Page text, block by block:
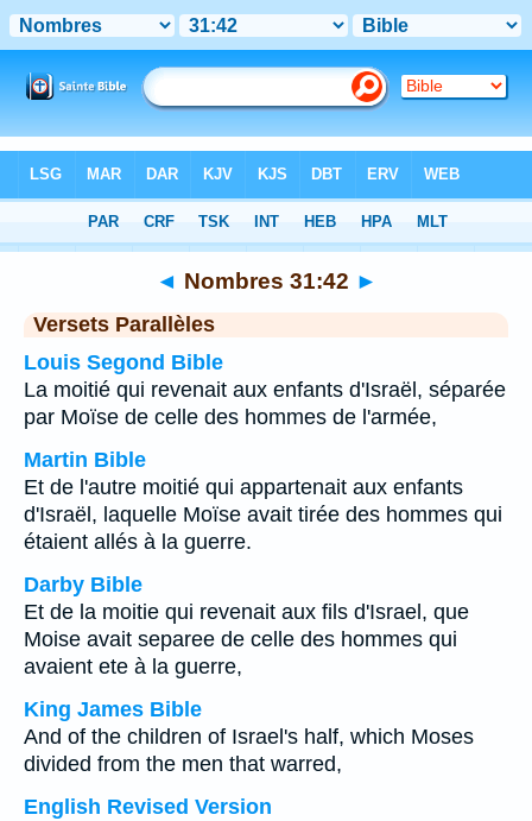
Chapitre 31> Verset 42
◄ Nombres 31:42 ►
Versets Parallèles
Louis Segond Bible
La moitié qui revenait aux enfants d'Israël, séparée
par Moïse de celle des hommes de l'armée,
Martin Bible
Et de l'autre moitié qui appartenait aux enfants
d'Israël, laquelle Moïse avait tirée des hommes qui
étaient allés à la guerre.
Darby Bible
Et de la moitie qui revenait aux fils d'Israel, que
Moise avait separee de celle des hommes qui
avaient ete à la guerre,
King James Bible
And of the children of Israel's half, which Moses
divided from the men that warred,
English Revised Version